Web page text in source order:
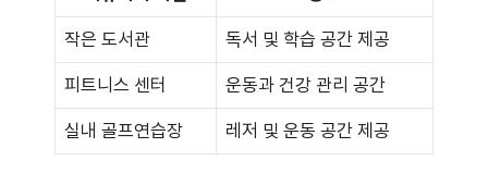
작은 도서관 독서 및 학습 공간 제공
피트니스 센터 운동과 건강 관리 공간
실내 골프연습장 레저 및 운동 공간 제공